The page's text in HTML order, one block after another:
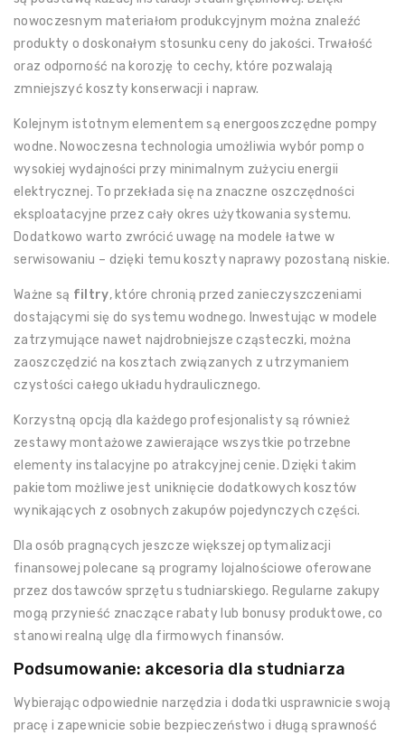
nowoczesnym materiałom produkcyjnym można znaleźć
produkty o doskonałym stosunku ceny do jakości. Trwałość
oraz odporność na korozję to cechy, które pozwalają
zmniejszyć koszty konserwacji i napraw.
Kolejnym istotnym elementem są energooszczędne pompy
wodne. Nowoczesna technologia umożliwia wybór pomp o
wysokiej wydajności przy minimalnym zużyciu energii
elektrycznej. To przekłada się na znaczne oszczędności
eksploatacyjne przez cały okres użytkowania systemu.
Dodatkowo warto zwrócić uwagę na modele łatwe w
serwisowaniu – dzięki temu koszty naprawy pozostaną niskie.
Ważne są filtry, które chronią przed zanieczyszczeniami
dostającymi się do systemu wodnego. Inwestując w modele
zatrzymujące nawet najdrobniejsze cząsteczki, można
zaoszczędzić na kosztach związanych z utrzymaniem
czystości całego układu hydraulicznego.
Korzystną opcją dla każdego profesjonalisty są również
zestawy montażowe zawierające wszystkie potrzebne
elementy instalacyjne po atrakcyjnej cenie. Dzięki takim
pakietom możliwe jest uniknięcie dodatkowych kosztów
wynikających z osobnych zakupów pojedynczych części.
Dla osób pragnących jeszcze większej optymalizacji
finansowej polecane są programy lojalnościowe oferowane
przez dostawców sprzętu studniarskiego. Regularne zakupy
mogą przynieść znaczące rabaty lub bonusy produktowe, co
stanowi realną ulgę dla firmowych finansów.
Podsumowanie: akcesoria dla studniarza
Wybierając odpowiednie narzędzia i dodatki usprawnicie swoją
pracę i zapewnicie sobie bezpieczeństwo i długą sprawność